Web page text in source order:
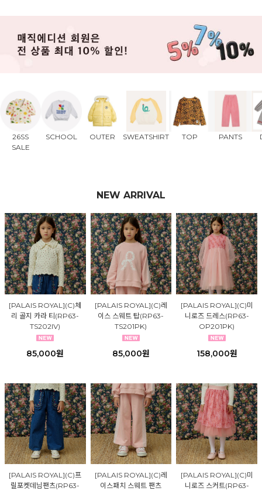
26SS
SALE
SCHOOL OUTER SWEATSHIRT TOP PANTS
NEW ARRIVAL
[PALAIS ROYAL](C)체
리 골지 카라 티(RP63-
TS202IV)
85,000원
[PALAIS ROYAL](C)레
이스 스웨트 탑(RP63-
TS201PK)
85,000원
[PALAIS ROYAL](C)미
니로즈 드레스(RP63-
OP201PK)
158,000원
[PALAIS ROYAL](C)프
릴포켓데님팬츠(RP63-
[PALAIS ROYAL](C)레
이스패치 스웨트 팬츠
[PALAIS ROYAL](C)미
니로즈 스커트(RP63-